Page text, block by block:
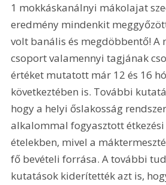
1 mokkáskanálnyi mákolajat
eredmény mindenkit
volt banális és megdöbbentő! A
csoport valamennyi tagjának
értéket mutatott már 12 és 16
következtében is. További
hogy a helyi őslakosság
alkalommal fogyasztott
ételekben, mivel a
fő bevételi forrása. A további
kutatások kiderítették azt is,